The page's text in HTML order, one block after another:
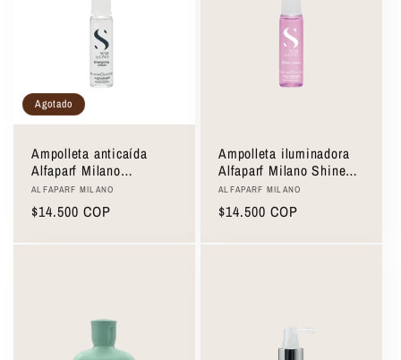
Agotado
Ampolleta anticaída
Alfaparf Milano
Energizing Lotion 10ml
Proveedor:
ALFAPARF MILANO
Precio
$14.500 COP
Ampolleta iluminadora
Alfaparf Milano Shine
Lotion 13ml
Proveedor:
ALFAPARF MILANO
Precio
$14.500 COP